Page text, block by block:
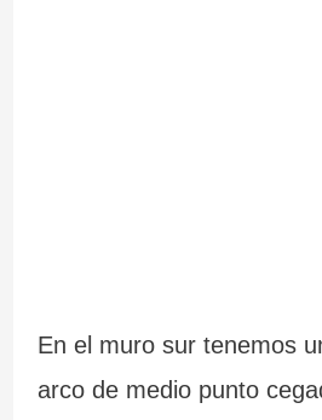
En el muro sur tenemos
arco de medio punto